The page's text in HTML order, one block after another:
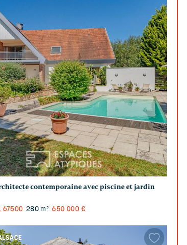
contemporaine avec piscine et jardin
67500 280 m² 650 000 €